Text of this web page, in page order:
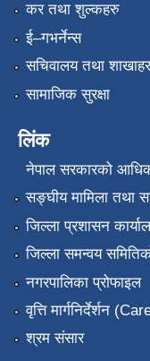
कर तथा शुल्कहरु
ई–गभर्नेन्स
सचिवालय तथा
सामाजिक सुरक्षा
लिंक
नेपाल सरकारको
सङ्‍घीय मामिला तथा
जिल्ला प्रशासन
जिल्ला समन्वय
नगरपालिका प्रोफाइल
वृत्ति मार्गनिर्देर्शन
श्रम संसार